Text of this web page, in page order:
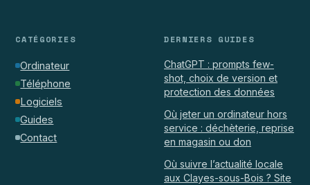
CATÉGORIES
Ordinateur
Téléphone
Logiciels
Guides
Contact
DERNIERS GUIDES
ChatGPT : prompts few-
shot, choix de version et
protection des données
Où jeter un ordinateur hors
service : déchèterie, reprise
en magasin ou don
Où suivre l’actualité locale
aux Clayes-sous-Bois ? Site